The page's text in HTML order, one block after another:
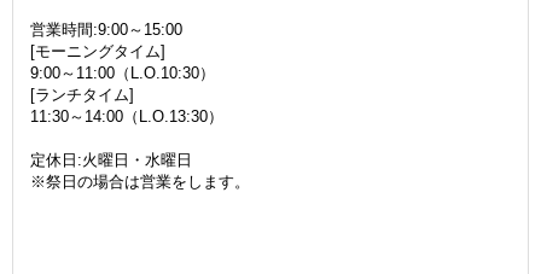
営業時間:9:00～15:00
[モーニングタイム]
9:00～11:00（L.O.10:30）
[ランチタイム]
11:30～14:00（L.O.13:30）
定休日:火曜日・水曜日
※祭日の場合は営業をします。